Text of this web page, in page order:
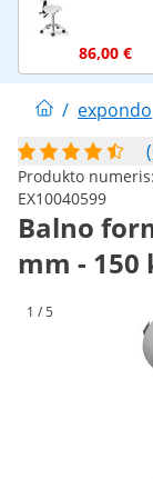
86,00 €
/ expondo
Produkto numeris:
EX10040599
Balno
mm - 150
1 / 5